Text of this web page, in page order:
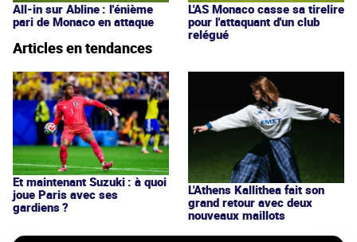
All-in sur Abline : l'énième
pari de Monaco en attaque
L'AS Monaco casse sa tirelire
pour l'attaquant d'un club
relégué
Articles en tendances
Et maintenant Suzuki : à quoi
joue Paris avec ses
gardiens ?
L'Athens Kallithea fait son
grand retour avec deux
nouveaux maillots